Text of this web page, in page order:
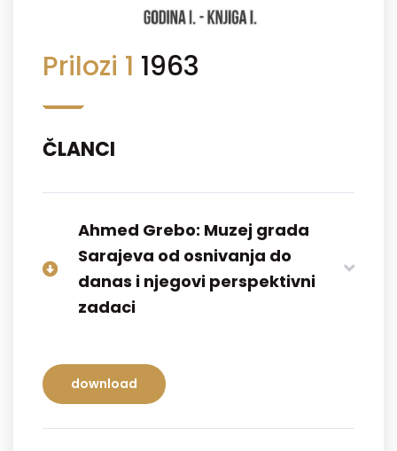
Prilozi 1 1963
ČLANCI
Ahmed Grebo: Muzej grada
Sarajeva od osnivanja do
danas i njegovi perspektivni
zadaci
download